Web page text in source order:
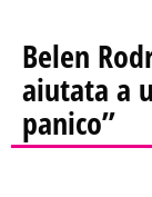
Belen
aiutata a
panico”